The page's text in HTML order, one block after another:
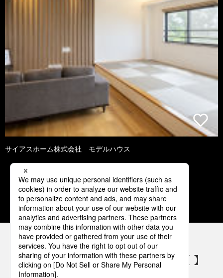
サイアスホーム株式会社 モデルハウス
1 2 3 4 5
パナソニックの電気設備 SNSアカウント